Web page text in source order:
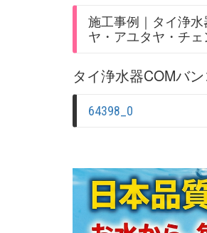
施工事例｜タイ浄水
ヤ・アユタヤ・チ
タイ浄水器COMバ
64398_0